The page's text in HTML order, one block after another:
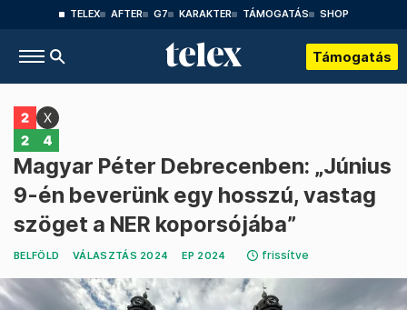
TELEX AFTER G7 KARAKTER TÁMOGATÁS SHOP
Támogatás
Magyar Péter Debrecenben: „Június
9-én beverünk egy hosszú, vastag
szöget a NER koporsójába”
BELFÖLD VÁLASZTÁS 2024 EP 2024 frissítve